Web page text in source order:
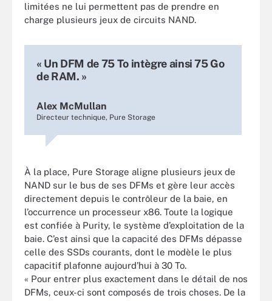
limitées ne lui permettent pas de prendre en
charge plusieurs jeux de circuits NAND.
« Un DFM de 75 To intègre ainsi 75 Go
de RAM. »
Alex McMullan
Directeur technique, Pure Storage
À la place, Pure Storage aligne plusieurs jeux de
NAND sur le bus de ses DFMs et gère leur accès
directement depuis le contrôleur de la baie, en
l’occurrence un processeur x86. Toute la logique
est confiée à Purity, le système d’exploitation de la
baie. C’est ainsi que la capacité des DFMs dépasse
celle des SSDs courants, dont le modèle le plus
capacitif plafonne aujourd’hui à 30 To.
« Pour entrer plus exactement dans le détail de nos
DFMs, ceux-ci sont composés de trois choses. De la